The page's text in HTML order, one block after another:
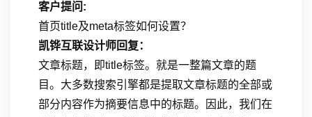
客户提问:
首页title及meta标签如何设置？
凯铧互联设计师回复：
文章标题，即title标签。就是一整篇文章的题
目。大多数搜索引擎都是提取文章标题的全部或
部分内容作为摘要信息中的标题。因此，我们在